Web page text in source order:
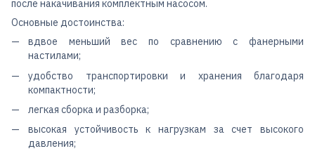
после накачивания комплектным насосом.
Основные достоинства:
вдвое меньший вес по сравнению с фанерными
настилами;
удобство транспортировки и хранения благодаря
компактности;
легкая сборка и разборка;
высокая устойчивость к нагрузкам за счет высокого
давления;